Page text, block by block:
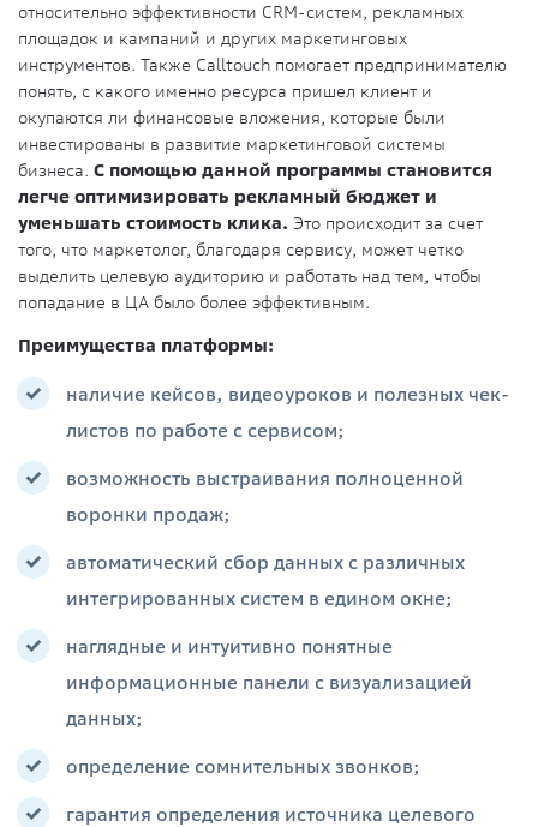
относительно эффективности CRM-систем, рекламных
площадок и кампаний и других маркетинговых
инструментов. Также Calltouch помогает предпринимателю
понять, с какого именно ресурса пришел клиент и
окупаются ли финансовые вложения, которые были
инвестированы в развитие маркетинговой системы
бизнеса. С помощью данной программы становится
легче оптимизировать рекламный бюджет и
уменьшать стоимость клика. Это происходит за счет
того, что маркетолог, благодаря сервису, может четко
выделить целевую аудиторию и работать над тем, чтобы
попадание в ЦА было более эффективным.
Преимущества платформы:
наличие кейсов, видеоуроков и полезных чек-
листов по работе с сервисом;
возможность выстраивания полноценной
воронки продаж;
автоматический сбор данных с различных
интегрированных систем в едином окне;
наглядные и интуитивно понятные
информационные панели с визуализацией
данных;
определение сомнительных звонков;
гарантия определения источника целевого